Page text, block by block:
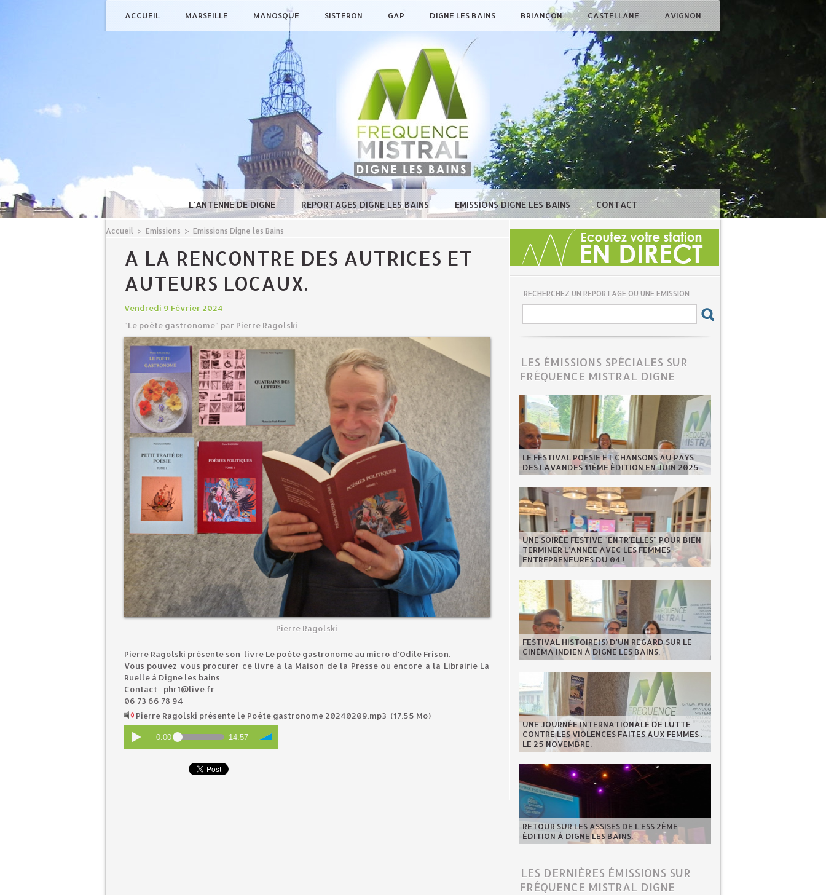
ACCUEIL MARSEILLE MANOSQUE SISTERON GAP DIGNE LES BAINS BRIANÇON CASTELLANE AVIGNON
L'ANTENNE DE DIGNE REPORTAGES DIGNE LES BAINS EMISSIONS DIGNE LES BAINS CONTACT
Accueil > Emissions > Emissions Digne les Bains
A LA RENCONTRE DES AUTRICES ET
AUTEURS LOCAUX.
Vendredi 9 Février 2024
"Le poète gastronome" par Pierre Ragolski
Pierre Ragolski
Pierre Ragolski présente son livre Le poète gastronome au micro d'Odile Frison.
Vous pouvez vous procurer ce livre à la Maison de la Presse ou encore à la Librairie La
Ruelle à Digne les bains.
Contact : phr1@live.fr
06 73 66 78 94
Pierre Ragolski présente le Poète gastronome 20240209.mp3 (17.55 Mo)
0:00 14:57
RECHERCHEZ UN REPORTAGE OU UNE ÉMISSION
LES ÉMISSIONS SPÉCIALES SUR
FRÉQUENCE MISTRAL DIGNE
LE FESTIVAL POÉSIE ET CHANSONS AU PAYS
DES LAVANDES 11ÈME ÉDITION EN JUIN 2025.
UNE SOIRÉE FESTIVE "ENTR'ELLES" POUR BIEN
TERMINER L'ANNÉE AVEC LES FEMMES
ENTREPRENEURES DU 04 !
FESTIVAL HISTOIRE(S) D'UN REGARD SUR LE
CINÉMA INDIEN À DIGNE LES BAINS.
UNE JOURNÉE INTERNATIONALE DE LUTTE
CONTRE LES VIOLENCES FAITES AUX FEMMES :
LE 25 NOVEMBRE.
RETOUR SUR LES ASSISES DE L'ESS 2ÈME
ÉDITION À DIGNE LES BAINS.
LES DERNIÈRES ÉMISSIONS SUR
FRÉQUENCE MISTRAL DIGNE